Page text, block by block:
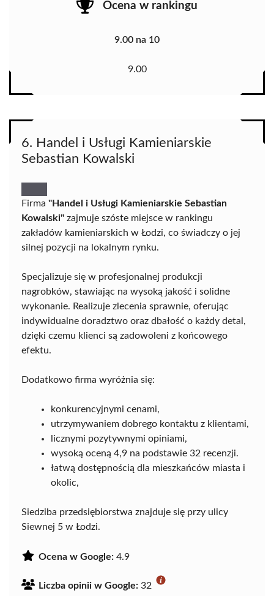
Ocena w rankingu
9.00 na 10
9.00
6. Handel i Usługi Kamieniarskie
Sebastian Kowalski
Firma "Handel i Usługi Kamieniarskie Sebastian
Kowalski" zajmuje szóste miejsce w rankingu
zakładów kamieniarskich w Łodzi, co świadczy o jej
silnej pozycji na lokalnym rynku.
Specjalizuje się w profesjonalnej produkcji
nagrobków, stawiając na wysoką jakość i solidne
wykonanie. Realizuje zlecenia sprawnie, oferując
indywidualne doradztwo oraz dbałość o każdy detal,
dzięki czemu klienci są zadowoleni z końcowego
efektu.
Dodatkowo firma wyróżnia się:
konkurencyjnymi cenami,
utrzymywaniem dobrego kontaktu z klientami,
licznymi pozytywnymi opiniami,
wysoką oceną 4,9 na podstawie 32 recenzji.
łatwą dostępnością dla mieszkańców miasta i
okolic,
Siedziba przedsiębiorstwa znajduje się przy ulicy
Siewnej 5 w Łodzi.
Ocena w Google: 4.9
Liczba opinii w Google: 32